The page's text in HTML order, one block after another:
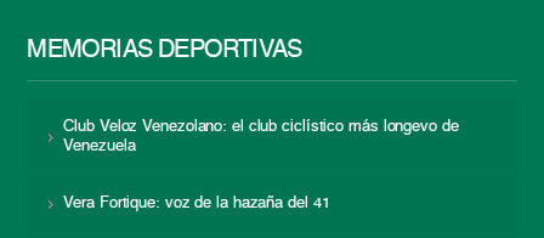
MEMORIAS DEPORTIVAS
Club Veloz Venezolano: el club ciclístico más longevo de
Venezuela
Vera Fortique: voz de la hazaña del 41